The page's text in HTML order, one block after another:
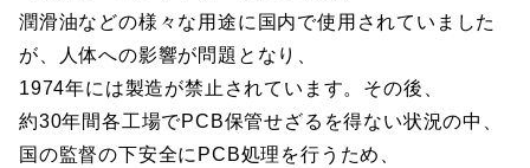
潤滑油などの様々な用途に国内で使用されていました
が、人体への影響が問題となり、
1974年には製造が禁止されています。その後、
約30年間各工場でPCB保管せざるを得ない状況の中、
国の監督の下安全にPCB処理を行うため、